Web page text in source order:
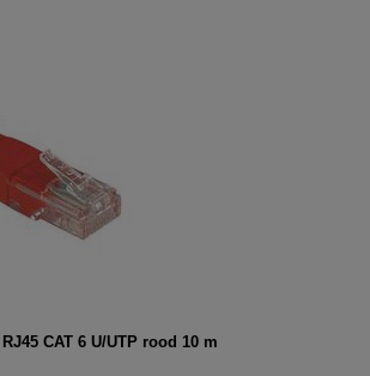
CAT 6 U/UTP rood 10 m